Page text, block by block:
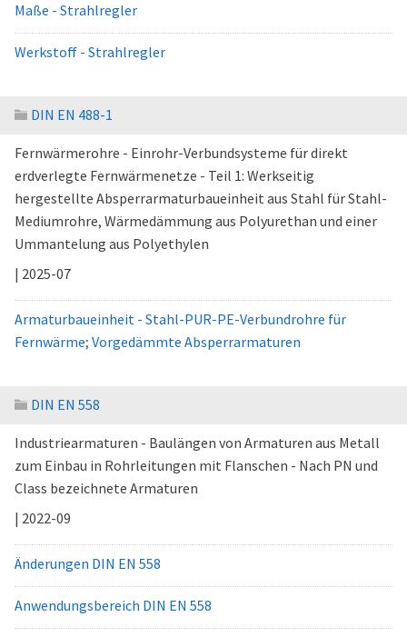
Maße - Strahlregler
Werkstoff - Strahlregler
DIN EN 488-1
Fernwärmerohre - Einrohr-Verbundsysteme für direkt
erdverlegte Fernwärmenetze - Teil 1: Werkseitig
hergestellte Absperrarmaturbaueinheit aus Stahl für Stahl-
Mediumrohre, Wärmedämmung aus Polyurethan und einer
Ummantelung aus Polyethylen
| 2025-07
Armaturbaueinheit - Stahl-PUR-PE-Verbundrohre für
Fernwärme; Vorgedämmte Absperrarmaturen
DIN EN 558
Industriearmaturen - Baulängen von Armaturen aus Metall
zum Einbau in Rohrleitungen mit Flanschen - Nach PN und
Class bezeichnete Armaturen
| 2022-09
Änderungen DIN EN 558
Anwendungsbereich DIN EN 558